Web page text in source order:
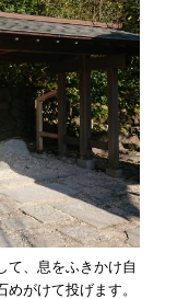
、息をふきかけ自
がけて投げます。